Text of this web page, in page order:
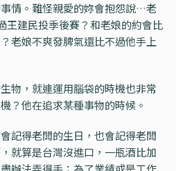
情。難怪親愛的妳會抱怨說…老
王建民投季後賽？和老娘的約會比
老娘不爽發脾氣還比不過他手上
物，就連運用腦袋的時機也非常
？他在追求某種事物的時候。
記得老闆的生日，也會記得老闆
就算是台灣沒進口，一瓶酒比加